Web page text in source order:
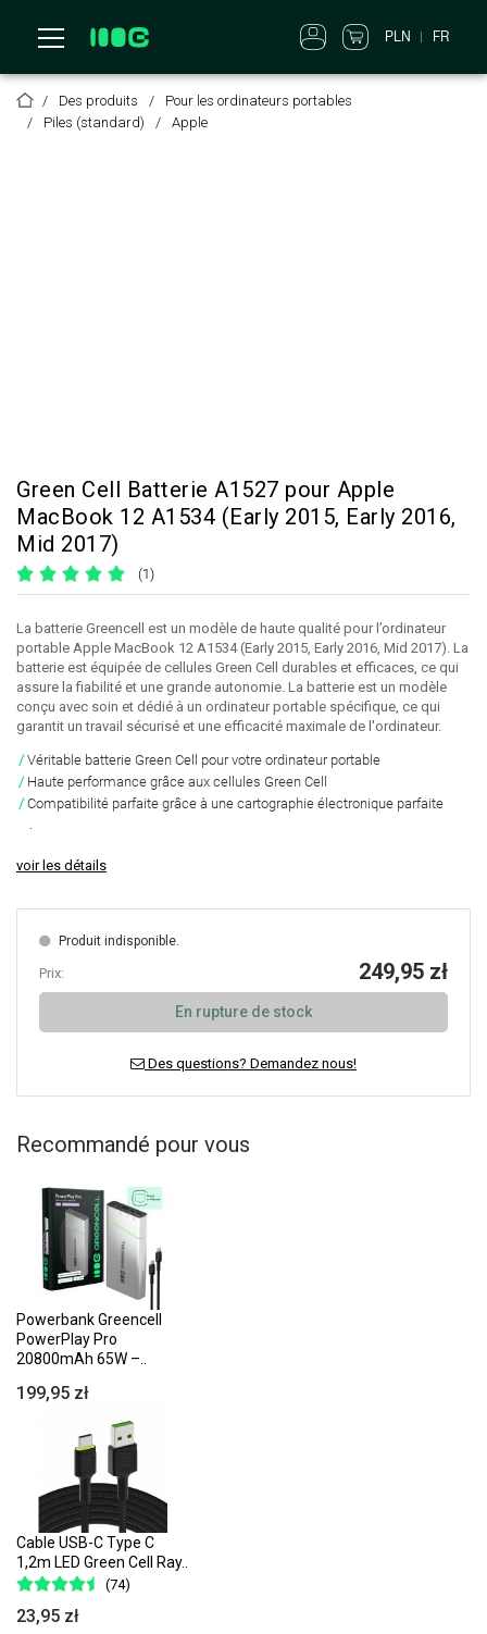
PLN FR
Des produits
Pour les ordinateurs portables
Piles (standard)
Apple
Green Cell Batterie A1527 pour Apple
MacBook 12 A1534 (Early 2015, Early 2016,
Mid 2017)
(1)
La batterie Greencell est un modèle de haute qualité pour l’ordinateur
portable Apple MacBook 12 A1534 (Early 2015, Early 2016, Mid 2017). La
batterie est équipée de cellules Green Cell durables et efficaces, ce qui
assure la fiabilité et une grande autonomie. La batterie est un modèle
conçu avec soin et dédié à un ordinateur portable spécifique, ce qui
garantit un travail sécurisé et une efficacité maximale de l'ordinateur.
Véritable batterie Green Cell pour votre ordinateur portable
Haute performance grâce aux cellules Green Cell
Compatibilité parfaite grâce à une cartographie électronique parfaite
.
voir les détails
Produit indisponible.
Prix: 249,95 zł
En rupture de stock
Des questions? Demandez nous!
Recommandé pour vous
Powerbank Greencell
PowerPlay Pro
20800mAh 65W –..
199,95 zł
Cable USB-C Type C
1,2m LED Green Cell Ray..
(74)
23,95 zł